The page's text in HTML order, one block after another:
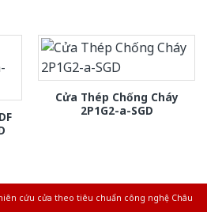
Cửa Thép Chống Cháy
2P1G2-a-SGD
cứu cửa theo tiêu chuẩn công nghệ Châu